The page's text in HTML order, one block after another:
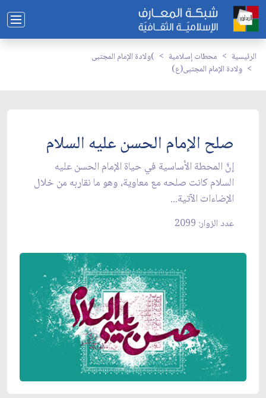
الرئيسية محطات إسلامية
ولادة الإمام المجتبى(
ولادة الإمام المجتبى(ع)
صلح الإمام الحسن عليه السلام
إنَّ المحطة الأساسية في حياة الإمام الحسن عليه
السلام كانت صلحه مع معاوية، وهو ما نقاربه من خلال
الإضاءات الآتية...
عدد الزوار: 2099